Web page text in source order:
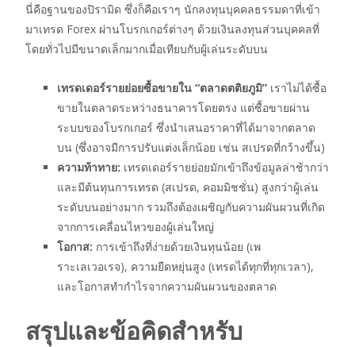
นี่คือฐานของปิรามิด ซึ่งก็คือเราๆ นักลงทุนบุคคลธรรมดาที่เข้า
มาเทรด Forex ผ่านโบรกเกอร์ต่างๆ ด้วยเงินลงทุนส่วนบุคคลที่
โดยทั่วไปมีขนาดเล็กมากเมื่อเทียบกับผู้เล่นระดับบน
เทรดเดอร์รายย่อยซื้อขายใน “ตลาดตติยภูมิ” เราไม่ได้ซื้อ
ขายในตลาดระหว่างธนาคารโดยตรง แต่ซื้อขายผ่าน
ระบบของโบรกเกอร์ ซึ่งนำเสนอราคาที่ได้มาจากตลาด
บน (ซึ่งอาจมีการปรับแต่งเล็กน้อย เช่น สเปรดที่กว้างขึ้น)
ความท้าทาย: เทรดเดอร์รายย่อยมักเข้าถึงข้อมูลล่าช้ากว่า
และมีต้นทุนการเทรด (สเปรด, คอมมิชชั่น) สูงกว่าผู้เล่น
ระดับบนอย่างมาก รวมถึงต้องเผชิญกับความผันผวนที่เกิด
จากการเคลื่อนไหวของผู้เล่นใหญ่
โอกาส: การเข้าถึงที่ง่ายด้วยเงินทุนน้อย (เพ
ราะเลเวอเรจ), ความยืดหยุ่นสูง (เทรดได้ทุกที่ทุกเวลา),
และโอกาสทำกำไรจากความผันผวนของตลาด
สรุปและข้อคิดสำหรับ